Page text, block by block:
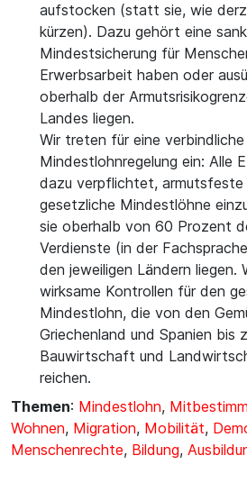
aufstocken (statt sie, wie
kürzen). Dazu gehört eine
Mindestsicherung für
Erwerbsarbeit haben oder
oberhalb der
Landes liegen.
Wir treten für eine verbindliche
Mindestlohnregelung ein: Alle
dazu verpflichtet, armutsfeste
gesetzliche Mindestlöhne
sie oberhalb von 60 Prozent
Verdienste (in der
den jeweiligen Ländern liegen.
wirksame Kontrollen für den
Mindestlohn, die von den
Griechenland und Spanien bis
Bauwirtschaft und
reichen.
Themen: Mindestlohn,
Wohnen, Migration, Mobilität,
Menschenrechte, Bildung,